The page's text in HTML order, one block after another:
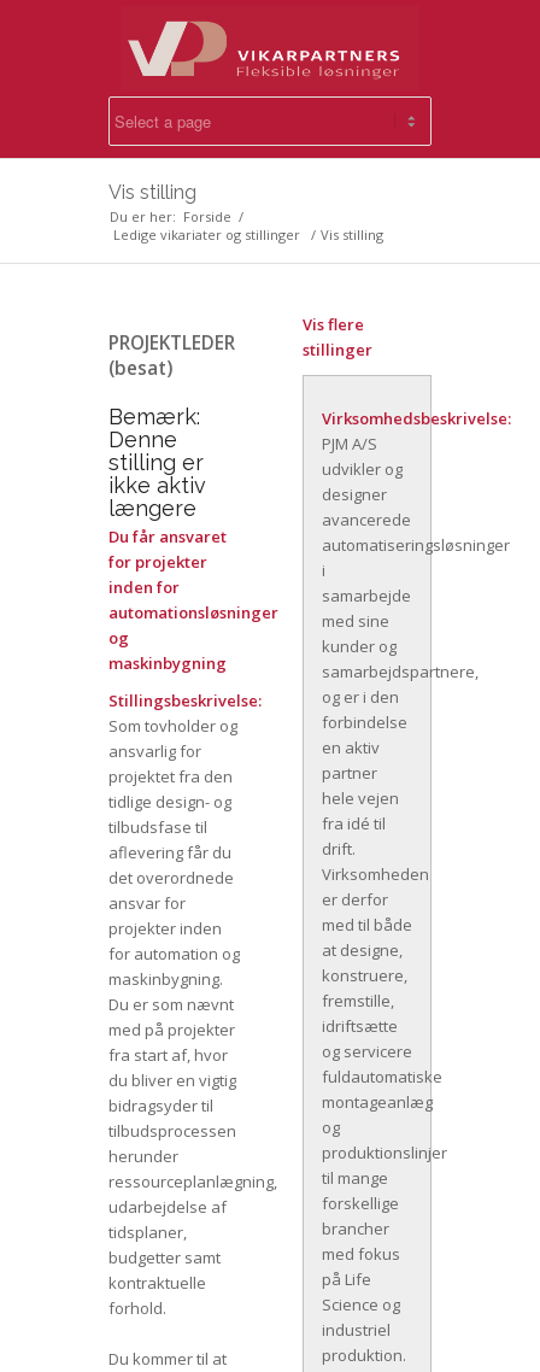
Vis stilling
Du er her: Forside /
Ledige vikariater og stillinger / Vis stilling
PROJEKTLEDER
(besat)
Bemærk:
Denne
stilling er
ikke aktiv
længere
Du får ansvaret
for projekter
inden for
automationsløsninger
og
maskinbygning
Stillingsbeskrivelse:
Som tovholder og
ansvarlig for
projektet fra den
tidlige design- og
tilbudsfase til
aflevering får du
det overordnede
ansvar for
projekter inden
for automation og
maskinbygning.
Du er som nævnt
med på projekter
fra start af, hvor
du bliver en vigtig
bidragsyder til
tilbudsprocessen
herunder
ressourceplanlægning,
udarbejdelse af
tidsplaner,
budgetter samt
kontraktuelle
forhold.
Du kommer til at
Vis flere
stillinger
Virksomhedsbeskrivelse:
PJM A/S
udvikler og
designer
avancerede
automatiseringsløsninger
i
samarbejde
med sine
kunder og
samarbejdspartnere,
og er i den
forbindelse
en aktiv
partner
hele vejen
fra idé til
drift.
Virksomheden
er derfor
med til både
at designe,
konstruere,
fremstille,
idriftsætte
og servicere
fuldautomatiske
montageanlæg
og
produktionslinjer
til mange
forskellige
brancher
med fokus
på Life
Science og
industriel
produktion.